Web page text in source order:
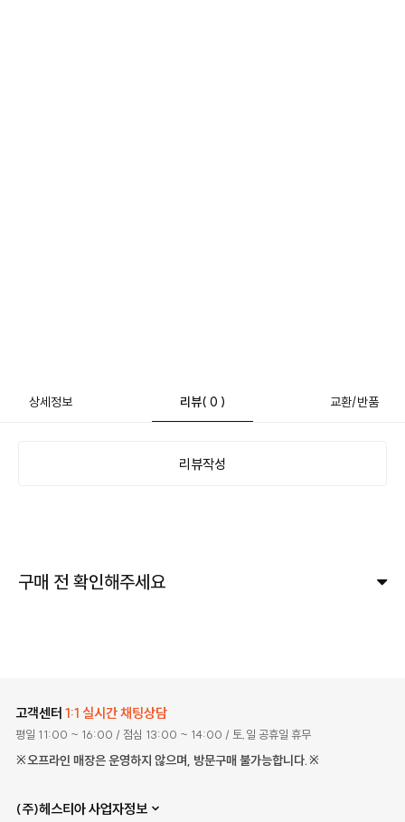
상세정보 리뷰( 0 ) 교환/반품
리뷰작성
구매 전 확인해주세요
고객센터 1:1 실시간 채팅상담
평일 11:00 ~ 16:00 / 점심 13:00 ~ 14:00 / 토,일 공휴일 휴무
※오프라인 매장은 운영하지 않으며, 방문구매 불가능합니다.※
(주)헤스티아 사업자정보